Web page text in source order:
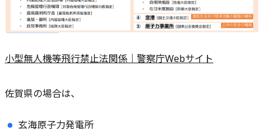
小型無人機等飛行禁止法関係｜警察庁Webサイト
佐賀県の場合は、
玄海原子力発電所